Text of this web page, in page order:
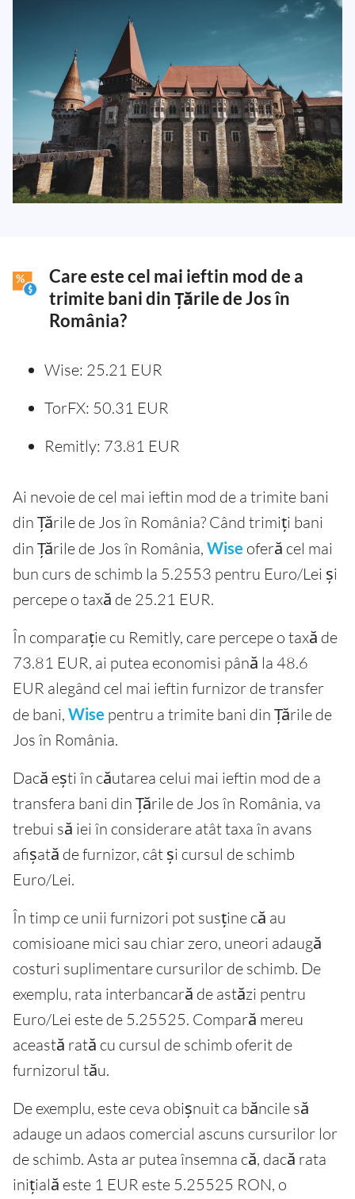
Care este cel mai ieftin mod de a
trimite bani din Țările de Jos în
România?
Wise: 25.21 EUR
TorFX: 50.31 EUR
Remitly: 73.81 EUR
Ai nevoie de cel mai ieftin mod de a trimite bani
din Țările de Jos în România? Când trimiți bani
din Țările de Jos în România, Wise oferă cel mai
bun curs de schimb la 5.2553 pentru Euro/Lei și
percepe o taxă de 25.21 EUR.
În comparație cu Remitly, care percepe o taxă de
73.81 EUR, ai putea economisi până la 48.6
EUR alegând cel mai ieftin furnizor de transfer
de bani, Wise pentru a trimite bani din Țările de
Jos în România.
Dacă ești în căutarea celui mai ieftin mod de a
transfera bani din Țările de Jos în România, va
trebui să iei în considerare atât taxa în avans
afișată de furnizor, cât și cursul de schimb
Euro/Lei.
În timp ce unii furnizori pot susține că au
comisioane mici sau chiar zero, uneori adaugă
costuri suplimentare cursurilor de schimb. De
exemplu, rata interbancară de astăzi pentru
Euro/Lei este de 5.25525. Compară mereu
această rată cu cursul de schimb oferit de
furnizorul tău.
De exemplu, este ceva obișnuit ca băncile să
adauge un adaos comercial ascuns cursurilor lor
de schimb. Asta ar putea însemna că, dacă rata
inițială este 1 EUR este 5.25525 RON, o